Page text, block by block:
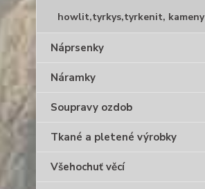
howlit,tyrkys,tyrkenit, kameny
Náprsenky
Náramky
Soupravy ozdob
Tkané a pletené výrobky
Všehochuť věcí